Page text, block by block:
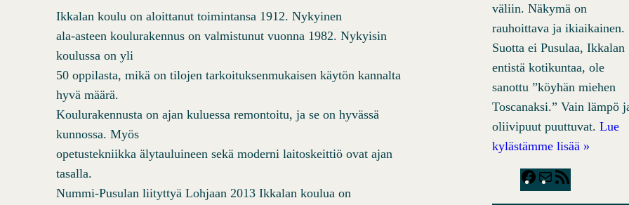
Ikkalan koulu on aloittanut toimintansa 1912. Nykyinen
ala-asteen koulurakennus on valmistunut vuonna 1982. Nykyisin
koulussa on yli
50 oppilasta, mikä on tilojen tarkoituksenmukaisen käytön kannalta
hyvä määrä.
Koulurakennusta on ajan kuluessa remontoitu, ja se on hyvässä
kunnossa. Myös
opetustekniikka älytauluineen sekä moderni laitoskeittiö ovat ajan
tasalla.
Nummi-Pusulan liityttyä Lohjaan 2013 Ikkalan koulua on
väliin. Näkymä on
rauhoittava ja ikiaikainen.
Suotta ei Pusulaa, Ikkalan
entistä kotikuntaa, ole
sanottu ”köyhän miehen
Toscanaksi.” Vain lämpö
oliivipuut puuttuvat. Lue
kylästämme lisää »
F
M